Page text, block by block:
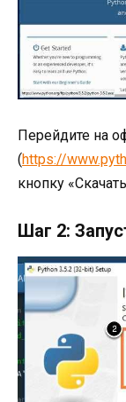
Перейдите на
(https://
кнопку
Шаг 2: